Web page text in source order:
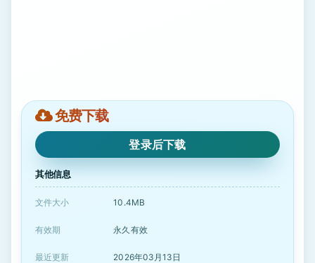
免费下载
登录后下载
其他信息
文件大小 10.4MB
有效期 永久有效
最近更新 2026年03月13日